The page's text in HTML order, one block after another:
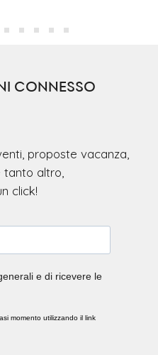
CONNESSO
proposte vacanza,
tanto altro,
e di ricevere le
momento utilizzando il link